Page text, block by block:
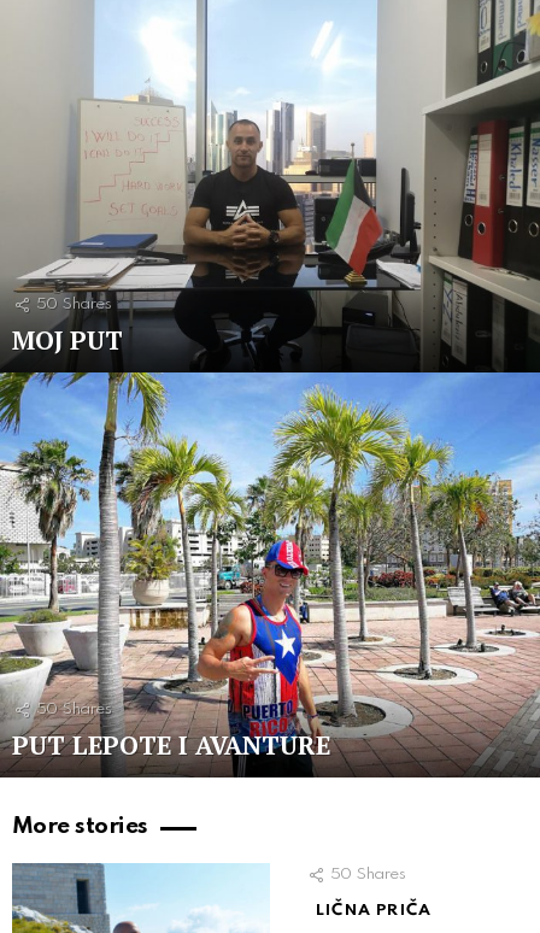
50 Shares
MOJ PUT
50 Shares
PUT LEPOTE I AVANTURE
More stories
50 Shares
LIČNA PRIČA